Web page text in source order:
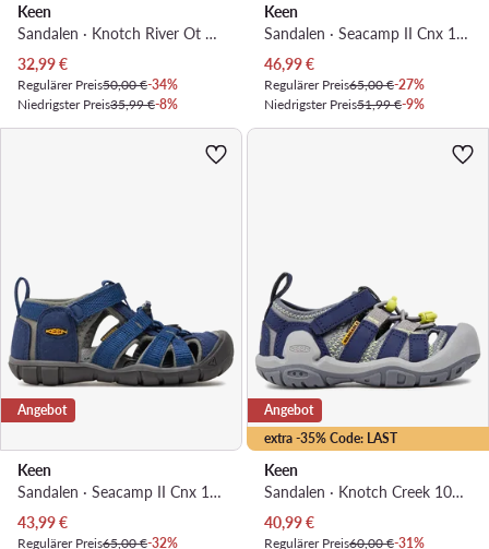
Keen
Sandalen · Knotch River Ot 1026157 · Dunkelblau
Aktueller Preis
32,99€
Regulärer Preis50,00 €-34%
Niedrigster Preis35,99 €-8%
Keen
Sandalen · Seacamp II Cnx 1022979 · Rosa
Aktueller Preis
46,99€
Regulärer Preis65,00 €-27%
Niedrigster Preis51,99 €-9%
Angebot
Keen
Sandalen · Seacamp II Cnx 1010088 · Dunkelblau
Aktueller Preis
43,99€
Regulärer Preis65,00 €-32%
extra -35% Code: LAST
Angebot
Keen
Sandalen · Knotch Creek 1026166 · Dunkelblau
Aktueller Preis
40,99€
Regulärer Preis60,00 €-31%